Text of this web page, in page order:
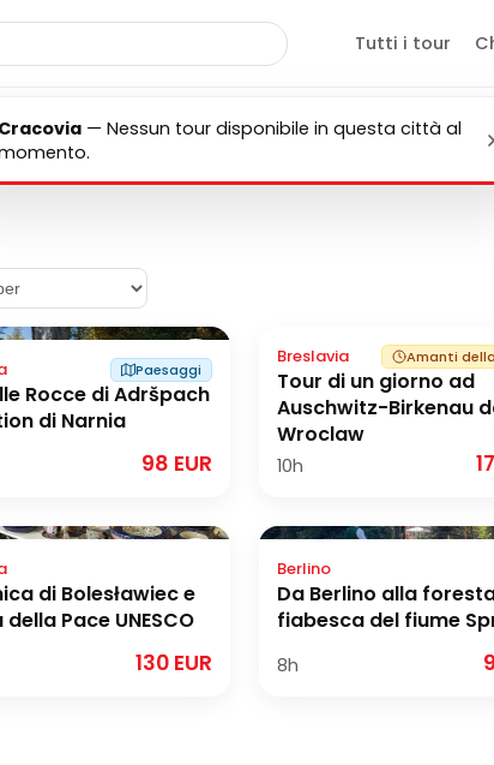
Tutti i tour
Cracovia — Nessun tour disponibile in questa città al
Paesaggi
Rocce di Adršpach
di Narnia
98 EUR
Breslavia Amanti
Tour di un giorno ad
Auschwitz-Birkenau
Wroclaw
10h
di Bolesławiec e
Pace UNESCO
130 EUR
Berlino
Da Berlino alla
fiabesca del fiume
8h